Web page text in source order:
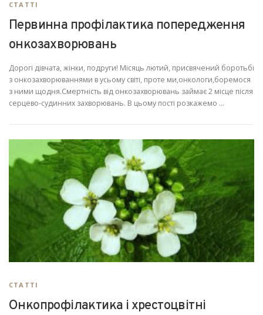
СТАТТІ
Первинна профілактика попередження
онкозахворювань
Дорогі дівчата, жінки, подруги! Місяць лютий, присвячений боротьбі
з онкозахворюваннями в усьому світі, проте ми,онкологи,боремося
з ними щодня.Смертність від онкозахворювань займає 2 місце після
серцево-судинних захворювань. В цьому пості розкажемо …
СТАТТІ
Онкопрофілактика і хрестоцвітні